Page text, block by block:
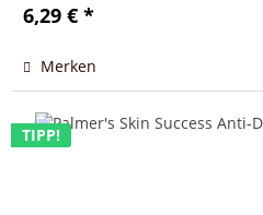
6,29 € *
Merken
TIPP!